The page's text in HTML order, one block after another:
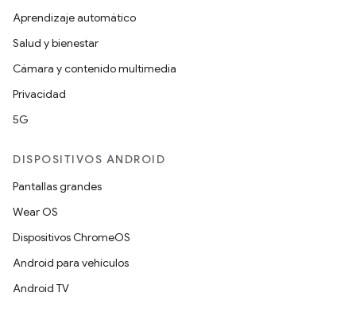
Aprendizaje automático
Salud y bienestar
Cámara y contenido multimedia
Privacidad
5G
DISPOSITIVOS ANDROID
Pantallas grandes
Wear OS
Dispositivos ChromeOS
Android para vehículos
Android TV